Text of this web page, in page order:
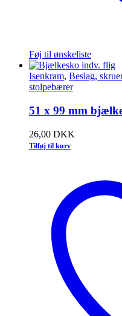
Føj til ønskeliste
Isenkram, Beslag,
stolpebærer
51 x 99 mm
26,00 DKK
Tilføj til kurv